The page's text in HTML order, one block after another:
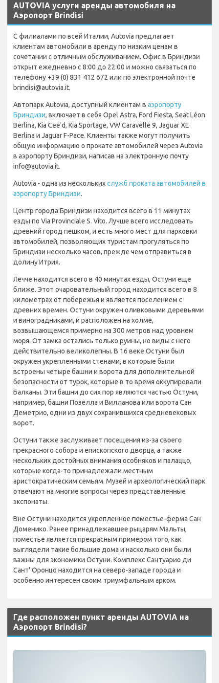
AUTOVIA услуги аренды автомобиля на
Аэропорт Brindisi
С филиалами по всей Италии, Autovia предлагает
клиентам автомобили в аренду по низким ценам в
сочетании с отличным обслуживанием. Офис в Бриндизи
открыт ежедневно с 8:00 до 22:00 и можно связаться по
телефону +39 (0) 831 412 672 или по электронной почте
brindisi@autovia.it.
Автопарк Autovia, доступный клиентам в аэропорту
Бриндизи, включает в себя Opel Astra, Ford Fiesta, Seat Léon
Berlina, Kia Cee'd, Kia Sportage, VW Caravelle 9, Jaguar XE
Berlina и Jaguar F-Pace. Клиенты также могут получить
общую информацию о прокате автомобилей через Autovia
в аэропорту Бриндизи, написав на электронную почту
info@autovia.it.
Autovia - одна из несколькихслужб проката автомобилей в
аэропорту Бриндизи.
Центр города Бриндизи находится всего в 11 минутах
езды по Via Provinciale S. Vito. Лучше всего исследовать
древний город пешком, и есть много мест для парковки
автомобилей, позволяющих туристам прогуляться по
Бриндизи несколько часов, прежде чем отправиться в
долину Итрия.
Лечче находится всего в 40 минутах езды, Остуни еще
ближе. Этот очаровательный город находится всего в 8
километрах от побережья и является поселением с
древних времен. Остуни окружен оливковыми деревьями
и виноградниками, и расположен на холме,
возвышающемся примерно на 300 метров над уровнем
моря. От замка остались только руины, но виды с него
действительно великолепны. В 16 веке Остуни был
окружен укрепленными стенами, в которые были
встроены четыре башни и ворота для дополнительной
безопасности от турок, которые в то время оккупировали
Балканы. Эти башни до сих пор являются частью Остуни,
например, башни Позелла и Вилланова или ворота Сан
Деметрио, одни из двух сохранившихся средневековых
ворот.
Остуни также заслуживает посещения из-за своего
прекрасного собора и епископского дворца, а также
нескольких достойных внимания особняков и палаццо,
которые когда-то принадлежали местным
аристократическим семьям. Музей и археологический парк
отвечают на многие вопросы через представленные
экспонаты.
Вне Остуни находится укрепленное поместье-ферма Сан
Доменико. Ранее принадлежавшее рыцарям Мальты,
поместье является прекрасным примером того, как
выглядели такие большие дома и насколько они были
важны для экономики Остуни. Комплекс Сантуарио ди
Сант' Оронцо находится на северо-западе города и
особенно интересен своим триумфальным арком.
Где расположен пункт аренды AUTOVIA на
Аэропорт Brindisi?